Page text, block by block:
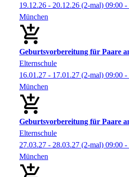
19.12.26 - 20.12.26 (2-mal) 09:00 -
München
Geburtsvorbereitung für Paare
Elternschule
16.01.27 - 17.01.27 (2-mal) 09:00 -
München
Geburtsvorbereitung für Paare
Elternschule
27.03.27 - 28.03.27 (2-mal) 09:00 -
München